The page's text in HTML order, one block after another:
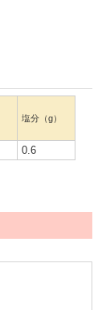
塩分（g）
0.6